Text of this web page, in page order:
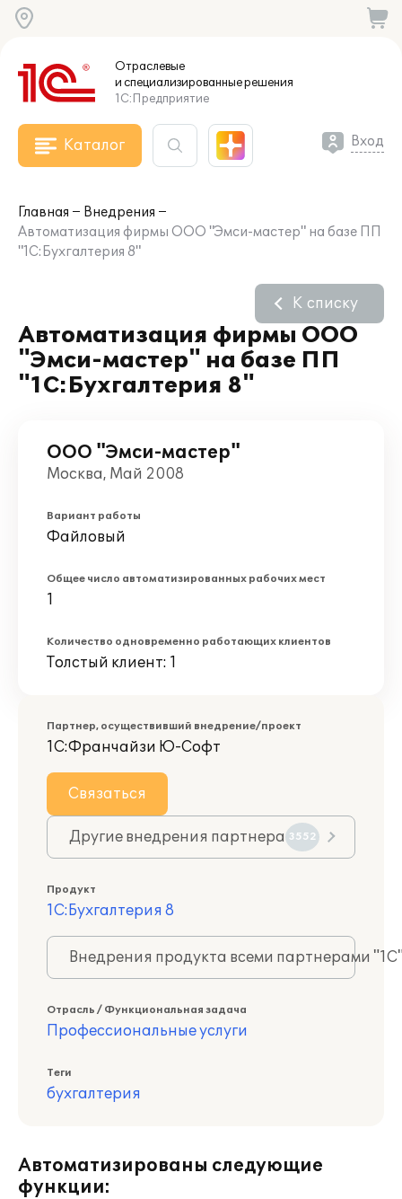
Отраслевые
и специализированныерешения
1С:Предприятие
Каталог Вход
Главная
Внедрения
Автоматизация фирмы ООО "Эмси-мастер" на базе ПП
"1С:Бухгалтерия 8"
Автоматизация фирмы ООО
"Эмси-мастер" на базе ПП
"1С:Бухгалтерия 8"
К списку
ООО "Эмси-мастер"
Москва, Май 2008
Вариант работы
Файловый
Общее число автоматизированных рабочих мест
1
Количество одновременно работающих клиентов
Толстый клиент: 1
Партнер, осуществивший внедрение/проект
1С:Франчайзи Ю-Софт
Связаться
Другие внедрения партнера 3552
Продукт
1С:Бухгалтерия 8
Внедрения продукта всеми партнерами
Отрасль / Функциональная задача
Профессиональные услуги
Теги
бухгалтерия
Автоматизированы следующие
функции: